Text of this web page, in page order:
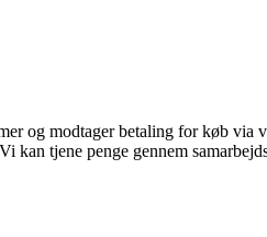
og modtager betaling for køb via
kan tjene penge gennem